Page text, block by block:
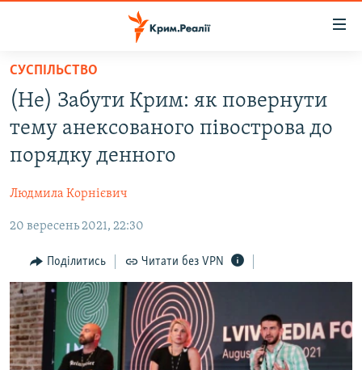
Перейти
основного
матеріалу
Перейти
до
основної
Перейти
пошуку
НОВИНИ
ВОДА.КРИМ
ВІДЕО ТА ФОТО
БЛОГИ
ПОГЛЯД
ІНТЕРВ'Ю
ВСЕ ЗА ДЕНЬ
СПЕЦПРОЕКТИ
ДЕПОРТАЦІЯ
ЯК ОБІЙТИ БЛОКУВАННЯ
СУСПІЛЬСТВО
(Не) Забути Крим: як повернути
тему анексованого півострова до
порядку денного
Людмила Корнієвич
20 вересень 2021, 22:30
Поділитись Читати без VPN